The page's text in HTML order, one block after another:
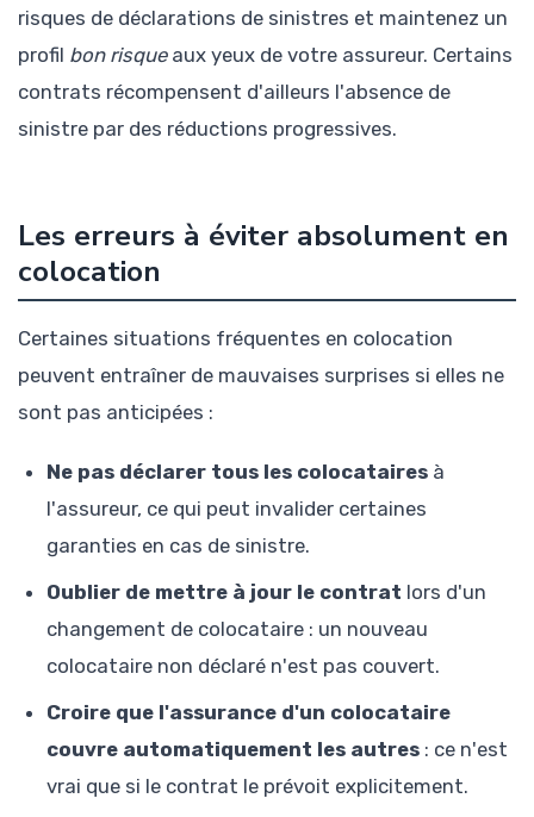
risques de déclarations de sinistres et maintenez un
profil bon risqueaux yeux de votre assureur. Certains
contrats récompensent d'ailleurs l'absence de
sinistre par des réductions progressives.
Les erreurs à éviter absolument en
colocation
Certaines situations fréquentes en colocation
peuvent entraîner de mauvaises surprises si elles ne
sont pas anticipées :
Ne pas déclarer tous les colocataires à
l'assureur, ce qui peut invalider certaines
garanties en cas de sinistre.
Oublier de mettre à jour le contrat lors d'un
changement de colocataire : un nouveau
colocataire non déclaré n'est pas couvert.
Croire que l'assurance d'un colocataire
couvre automatiquement les autres : ce n'est
vrai que si le contrat le prévoit explicitement.